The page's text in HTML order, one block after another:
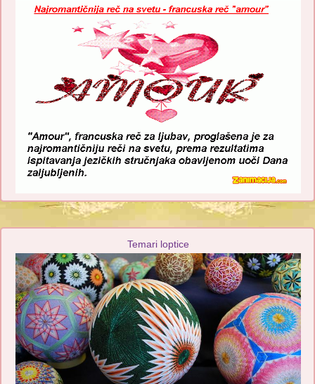
Temari loptice